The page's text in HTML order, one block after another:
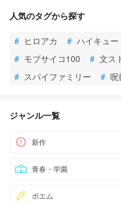
人気のタグから探す
# ヒロアカ # ハイキュー
# モブサイコ100 # 文ス
# スパイファミリー # 呪
ジャンル一覧
新作
青春・学園
ポエム